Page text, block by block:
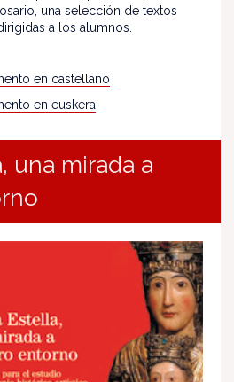
una selección de textos
a los alumnos.
en castellano
en euskera
una mirada a